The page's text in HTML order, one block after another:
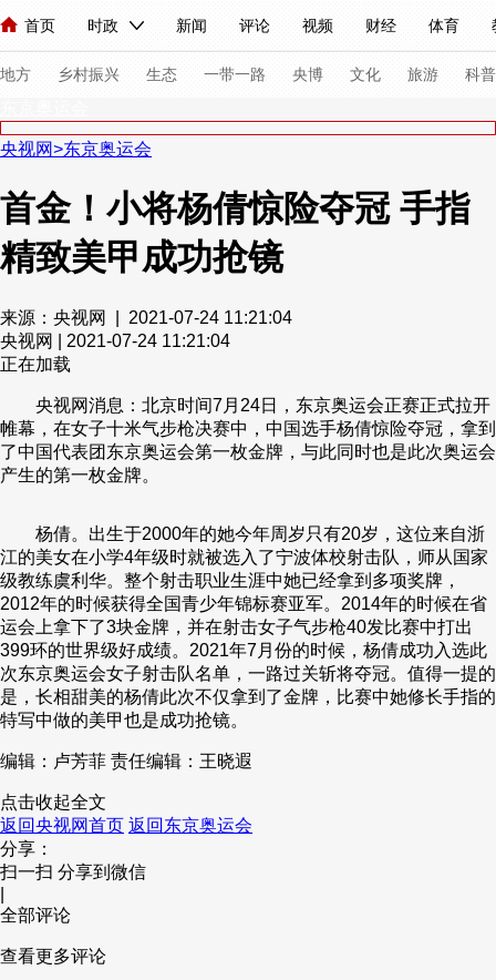
首页 时政 新闻 评论 视频 财经 体育
人民领袖习近平 联播+ 中国领导人 央视快评 习式妙语
直播 栏目大全 节目单 听音 微视频 主持人
海外频道 iPanda English Монгол
地方 乡村振兴 生态 一带一路 央博 文化 旅游 科普
总台春晚 网络春晚
新闻 国内 国际 评论
视频 小央视频 小央直播
体育 直播 竞猜 2026年世界杯 2026年冬奥会
VIP会员 CCTV奥林匹克频道
财经 教育 乡村振兴 生态环境 一带一路 央博
大国智造 大国展会 大国保险 云顶对话 云起
CCTV.节目官网 直播
央视网>东京奥运会
首金！小将杨倩惊险夺冠 手指
精致美甲成功抢镜
来源：央视网 | 2021-07-24 11:21:04
央视网 | 2021-07-24 11:21:04
正在加载
央视网消息：北京时间7月24日，东京奥运会正赛正式拉开
帷幕，在女子十米气步枪决赛中，中国选手杨倩惊险夺冠，拿到
了中国代表团东京奥运会第一枚金牌，与此同时也是此次奥运会
产生的第一枚金牌。
杨倩。出生于2000年的她今年周岁只有20岁，这位来自浙
江的美女在小学4年级时就被选入了宁波体校射击队，师从国家
级教练虞利华。整个射击职业生涯中她已经拿到多项奖牌，
2012年的时候获得全国青少年锦标赛亚军。2014年的时候在省
运会上拿下了3块金牌，并在射击女子气步枪40发比赛中打出
399环的世界级好成绩。2021年7月份的时候，杨倩成功入选此
次东京奥运会女子射击队名单，一路过关斩将夺冠。值得一提的
是，长相甜美的杨倩此次不仅拿到了金牌，比赛中她修长手指的
特写中做的美甲也是成功抢镜。
编辑：卢芳菲 责任编辑：王晓遐
点击收起全文
返回央视网首页 返回东京奥运会
分享：
扫一扫 分享到微信
全部评论
查看更多评论